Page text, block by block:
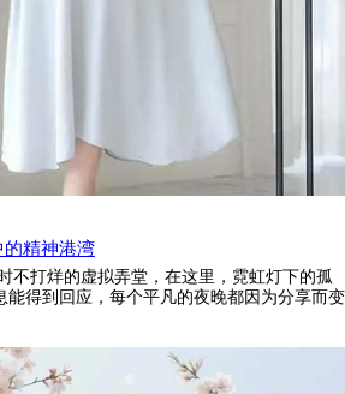
精神港湾
不打烊的虚拟弄堂，在这里，霓虹灯下的孤
能得到回应，每个平凡的夜晚都因为分享而变